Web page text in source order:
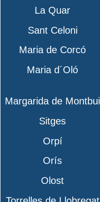
La Quar
Sant Celoni
Maria de Corcó
Maria d´Oló
Margarida de Montbui
Sitges
Orpí
Orís
Olost